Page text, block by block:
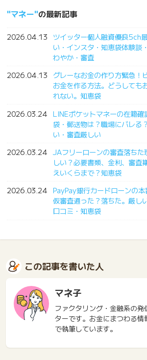
マネー の最新記事
2026.04.13
ツイッター個人融資優良5ch
い・インスタ・知恵袋体験談
わやか・審査
2026.04.13
グレーなお金の作り方緊急！
お金を作る方法。どうしても
れない。知恵袋
2026.03.24 LINEポケットマネーの在籍確
袋・郵送物は？職場にバレる
い・審査厳しい
2026.03.24 JAフリーローンの審査落ちた
しい？必要書類、金利、審査
えいくらまで？知恵袋
2026.03.24 PayPay銀行カードローンの
仮審査通った？落ちた。厳し
口コミ・知恵袋
この記事を書いた人
マネ子
ファクタリング・金融系の発
ターです。お金にまつわる情
で執筆しています。